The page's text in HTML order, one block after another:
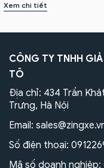
Xem chi tiết
CÔNG TY TNHH
TÔ
Địa chỉ: 434 Trần
Trưng, Hà Nội
Email:
Số điện thoại:
Mã số doanh nghiệp: